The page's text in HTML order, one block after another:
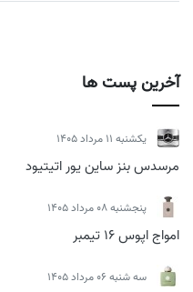
آخرین پست ها
يكشنبه 11 مرداد 1405
مرسدس بنز ساین یور اتیتیود
پنجشنبه 08 مرداد 1405
امواج اپوس 16 تیمبر
سه شنبه 06 مرداد 1405